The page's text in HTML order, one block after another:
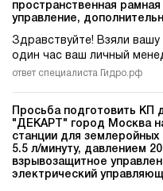
пространственная
управление,
Здравствуйте! Взяли вашу
один час ваш личный
ответ специалиста Гидро.рф
Просьба подготовить
"ДЕКАРТ" город Москва
станции для
5.5 л/минуту, давлением
взрывозащитное
электрический